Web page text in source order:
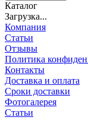
Каталог
Загрузка...
Компания
Статьи
Отзывы
Политика
Контакты
Доставка и оплата
Сроки доставки
Фотогалерея
Статьи